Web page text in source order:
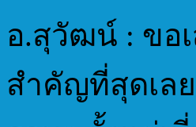
อ.สุวัฒน์ : ขอ
สำคัญที่สุดเล